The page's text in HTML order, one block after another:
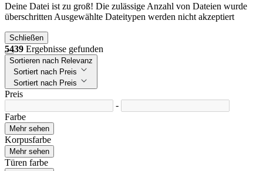
Deine Datei ist zu groß! Die zulässige Anzahl von Dateien wurde
überschritten Ausgewählte Dateitypen werden nicht akzeptiert
Schließen
5439 Ergebnisse gefunden
Sortieren nach Relevanz
Sortiert nach Preis
Sortiert nach Preis
Preis
-
Farbe
Mehr sehen
Korpusfarbe
Mehr sehen
Türen farbe